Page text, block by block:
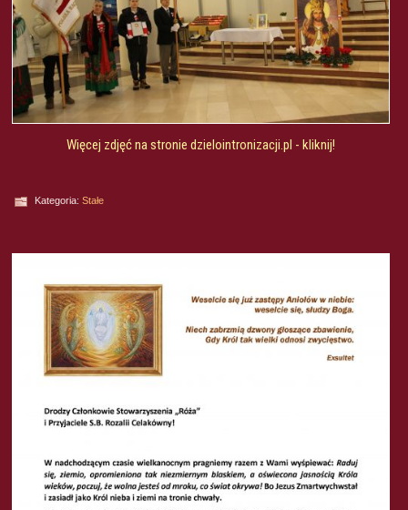
Więcej zdjęć na stronie dzielointronizacji.pl - kliknij!
Kategoria: Stałe